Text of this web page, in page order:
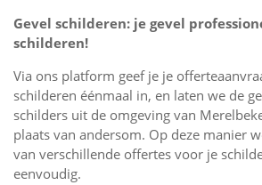
Gevel schilderen: je gevel
schilderen!
Via ons platform geef je je
schilderen éénmaal in, en laten we de
schilders uit de omgeving van
plaats van andersom. Op deze manier
van verschillende offertes voor je
eenvoudig.